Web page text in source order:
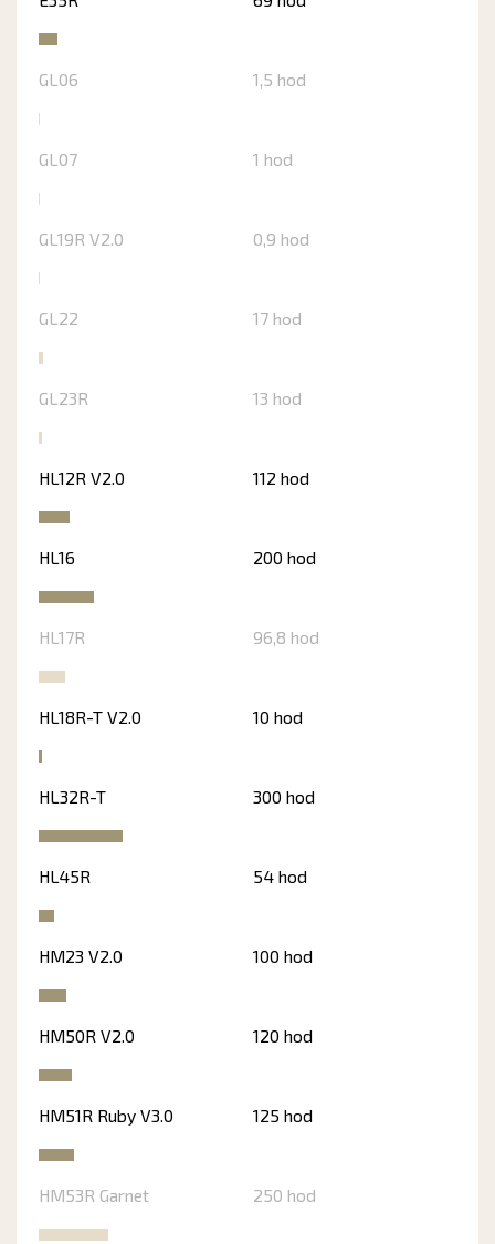
GL06 1,5 hod
GL07 1 hod
GL19R V2.0 0,9 hod
GL22 17 hod
GL23R 13 hod
HL12R V2.0 112 hod
HL16 200 hod
HL17R 96,8 hod
HL18R-T V2.0 10 hod
HL32R-T 300 hod
HL45R 54 hod
HM23 V2.0 100 hod
HM50R V2.0 120 hod
HM51R Ruby V3.0 125 hod
HM53R Garnet 250 hod